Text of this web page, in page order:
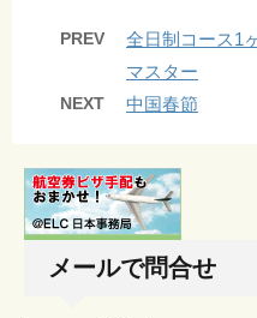
PREV
全日制コース1
マスター
NEXT 中国春節
メールで問合せ